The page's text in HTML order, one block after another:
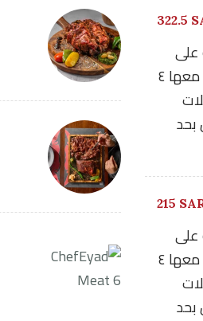
على
طريقة الشيف إياد والمدخن لمدة ١٤-١٢ساعة، يقدم معها ٤
322.5
على
طريقة الشيف إياد والمدخن لمدة ١٤-١٢ساعة، يقدم معها ٤
215